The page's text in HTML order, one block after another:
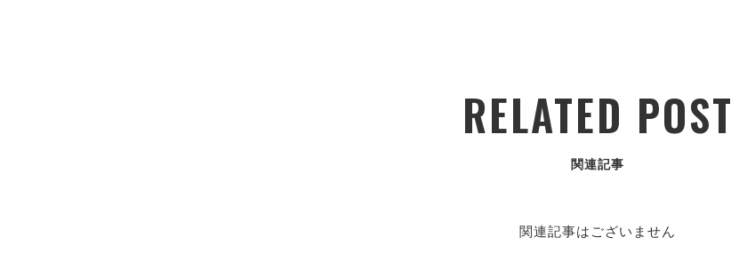
RELATED POST
関連記事
関連記事はございません